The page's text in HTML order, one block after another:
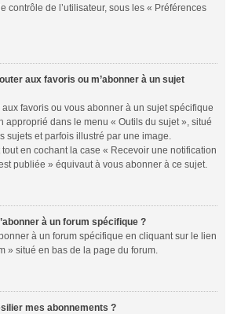
contrôle de l’utilisateur, sous les « Préférences
aux favoris ou m’abonner à un sujet
favoris ou vous abonner à un sujet spécifique
approprié dans le menu « Outils du sujet », situé
sujets et parfois illustré par une image.
en cochant la case « Recevoir une notification
publiée » équivaut à vous abonner à ce sujet.
à un forum spécifique ?
à un forum spécifique en cliquant sur le lien
» situé en bas de la page du forum.
mes abonnements ?